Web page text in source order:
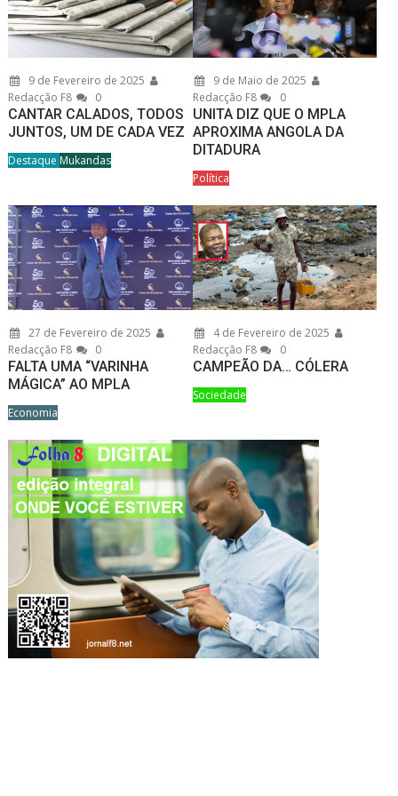
9 de Fevereiro de 2025
Redacção F8
0
CANTAR CALADOS, TODOS
JUNTOS, UM DE CADA VEZ
Destaque Mukandas
9 de Maio de 2025
Redacção F8
0
UNITA DIZ QUE O MPLA
APROXIMA ANGOLA DA
DITADURA
Política
27 de Fevereiro de 2025
Redacção F8
0
FALTA UMA “VARINHA
MÁGICA” AO MPLA
Economia
4 de Fevereiro de 2025
Redacção F8
0
CAMPEÃO DA… CÓLERA
Sociedade